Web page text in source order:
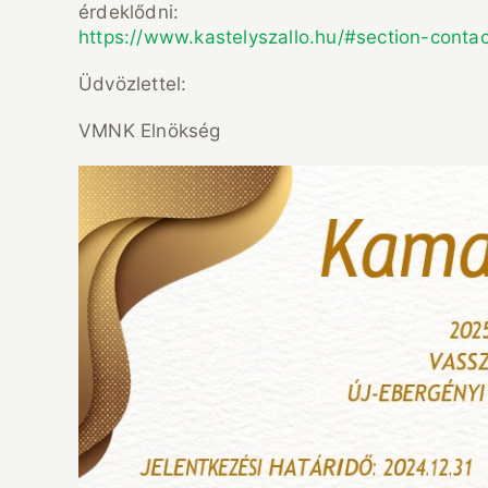
érdeklődni:
https://www.kastelyszallo.hu/#section-
Üdvözlettel:
VMNK Elnökség